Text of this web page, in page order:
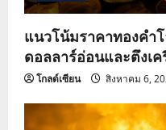
o
n
แนวโน้มราคาทองคำ
ดอลลาร์อ่อนและตึงเ
โกลด์เซียน สิงหาคม 6,